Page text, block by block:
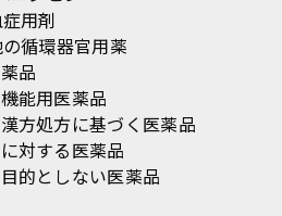
用剤
循環器官用薬
品
能用医薬品
方処方に基づく医薬品
対する医薬品
的としない医薬品